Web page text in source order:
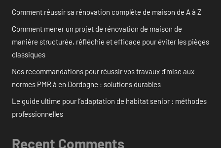
Comment réussir sa rénovation complète de maison de A à Z
Comment mener un projet de rénovation de maison de
manière structurée, réfléchie et efficace pour éviter les pièges
classiques
Nos recommandations pour réussir vos travaux d’mise aux
normes PMR à en Dordogne : solutions durables
Le guide ultime pour l’adaptation de habitat senior : méthodes
professionnelles
Recent Comments